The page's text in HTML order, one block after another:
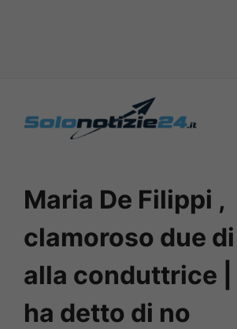
Maria De Filippi ,
clamoroso due
alla conduttrice |
ha detto di no